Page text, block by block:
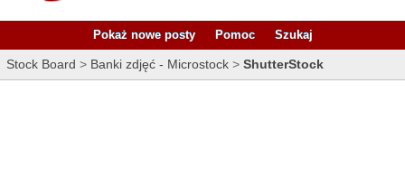
Pokaż nowe posty Pomoc Szukaj
Stock Board > Banki zdjęć - Microstock > ShutterStock